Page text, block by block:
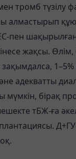
тромб түзілу
алмастырып
пен
жақсы. Өлім,
адекватты
мүмкін, бірақ
тБЖ-ға